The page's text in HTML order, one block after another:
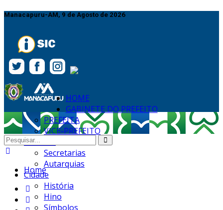
Manacapuru-AM, 9 de Agosto de 2026
HOME
GABINETE DO PREFEITO
PREFEITA
VICE-PREFEITO
ÓRGÃOS
Secretarias
Autarquias
Cidade
História
Hino
Símbolos
Home